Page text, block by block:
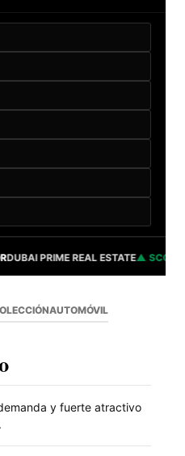
PRIME REAL ESTATE SCORE
AUTOMÓVIL
y fuerte atractivo